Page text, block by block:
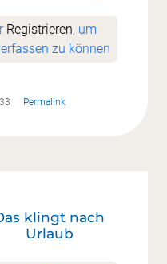
Registrieren, um
zu können
Permalink
für den Tipp
klingt nach
Urlaub